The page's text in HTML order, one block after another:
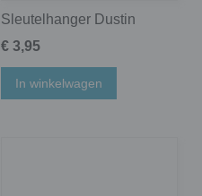
Sleutelhanger Dustin
€ 3,95
In winkelwagen